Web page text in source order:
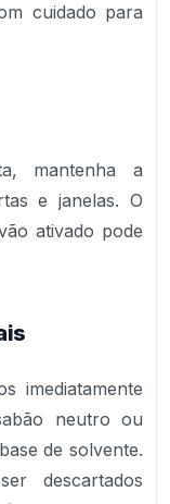
cuidado para
mantenha a
e janelas. O
ativado pode
imediatamente
neutro ou
de solvente.
descartados